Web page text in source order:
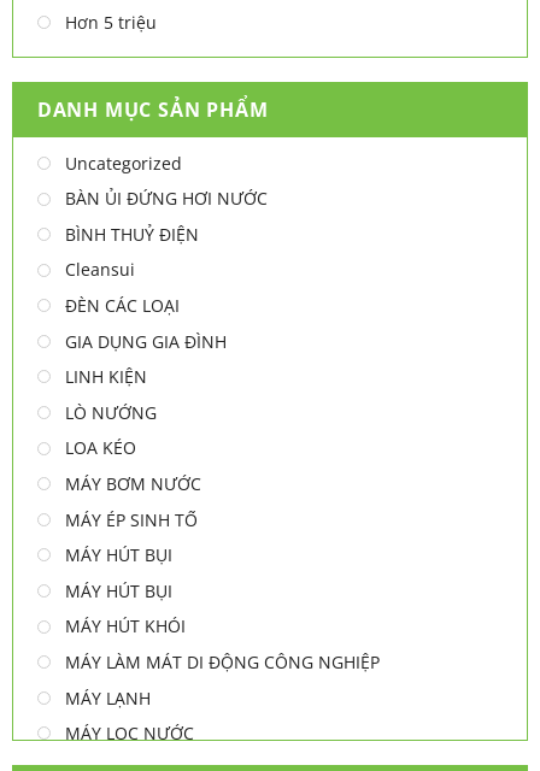
Hơn 5 triệu
DANH MỤC SẢN PHẨM
Uncategorized
BÀN ỦI ĐỨNG HƠI NƯỚC
BÌNH THUỶ ĐIỆN
Cleansui
ĐÈN CÁC LOẠI
GIA DỤNG GIA ĐÌNH
LINH KIỆN
LÒ NƯỚNG
LOA KÉO
MÁY BƠM NƯỚC
MÁY ÉP SINH TỐ
MÁY HÚT BỤI
MÁY HÚT BỤI
MÁY HÚT KHÓI
MÁY LÀM MÁT DI ĐỘNG CÔNG NGHIỆP
MÁY LẠNH
MÁY LỌC NƯỚC